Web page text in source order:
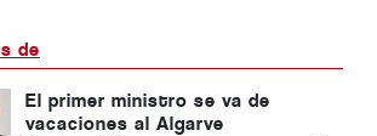
de
El primer ministro se va de
vacaciones al Algarve